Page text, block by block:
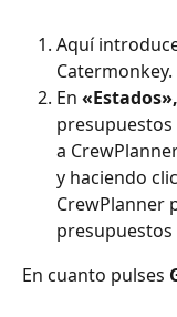
Aquí
Catermonkey.
En «Estados»,
a
y haciendo
CrewPlanner
En cuanto pulses